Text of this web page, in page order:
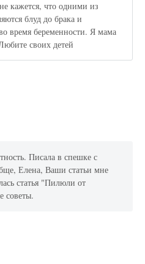
кажется, что одними из
блуд до брака и
время беременности. Я мама
своих детей
Писала в спешке с
Елена, Ваши статьи мне
статья "Пилюли от
советы.